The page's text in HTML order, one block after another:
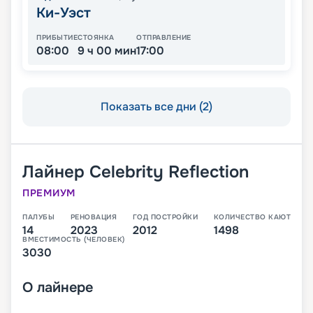
Ки-Уэст
ПРИБЫТИЕ
08:00
СТОЯНКА
9 ч 00 мин
ОТПРАВЛЕНИЕ
17:00
Показать все дни (2)
Лайнер Celebrity Reflection
ПРЕМИУМ
ПАЛУБЫ
14
РЕНОВАЦИЯ
2023
ГОД ПОСТРОЙКИ
2012
КОЛИЧЕСТВО КАЮТ
1498
ВМЕСТИМОСТЬ (ЧЕЛОВЕК)
3030
О лайнере